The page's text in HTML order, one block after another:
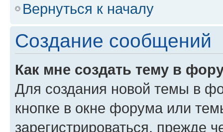
Вернуться к началу
Создание сообщений
Как мне создать тему в
Для создания новой темы в
кнопке в окне форума или
зарегистрироваться, прежде